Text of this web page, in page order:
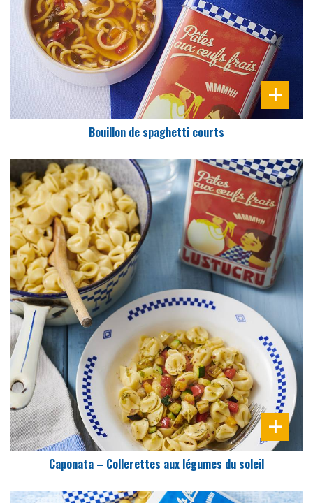
PRÉPARATION
10 Min
Bouillon de spaghetti courts
DIFFICULTÉ
PRÉPARATION
25 Min
Caponata – Collerettes aux légumes du soleil